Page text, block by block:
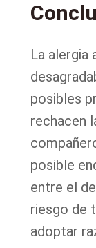
La alergia
posibles
rechacen
posible
entre el
riesgo de
adoptar